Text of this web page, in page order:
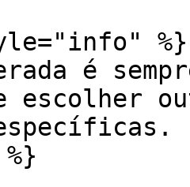
%}
é
escolher